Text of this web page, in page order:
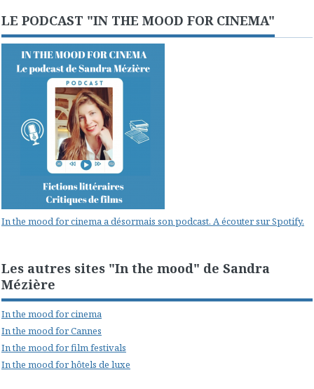
LE PODCAST "IN THE MOOD FOR CINEMA"
In the mood for cinema a désormais son podcast. A écouter sur Spotify.
Les autres sites "In the mood" de Sandra
Mézière
In the mood for cinema
In the mood for Cannes
In the mood for film festivals
In the mood for hôtels de luxe